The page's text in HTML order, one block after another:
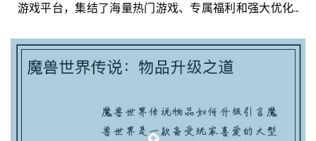
游戏平台，集结了海量热门游戏、专属福利和强大优化...